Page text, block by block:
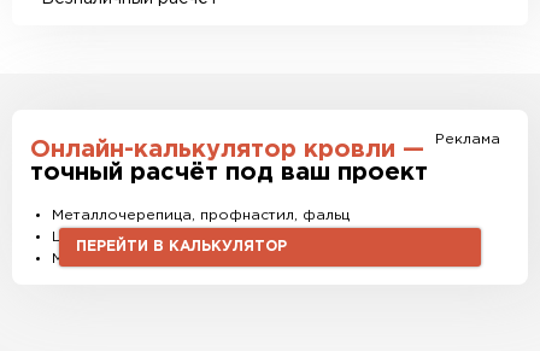
Реклама
Онлайн-калькулятор кровли —
точный расчёт под ваш проект
Металлочерепица, профнастил, фальц
Штакетник, водостоки и софиты
Материалы и комплектующие
ПЕРЕЙТИ В КАЛЬКУЛЯТОР